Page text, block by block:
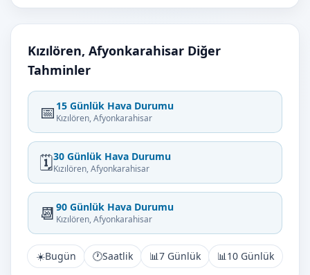
Kızılören, Afyonkarahisar Diğer
Tahminler
📅 15 Günlük Hava Durumu
Kızılören, Afyonkarahisar
🗓️30 Günlük Hava Durumu
Kızılören, Afyonkarahisar
📆 90 Günlük Hava Durumu
Kızılören, Afyonkarahisar
☀️Bugün 🕐Saatlik 📊7 Günlük 📊10 Günlük